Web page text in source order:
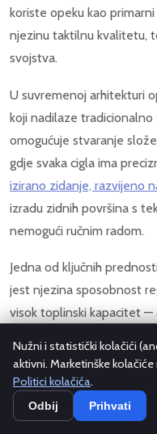
koriste opeku kao
njezinu taktilnu kvalitetu,
svojstva.
U suvremenoj arhitekturi
koji nadilaze
omogućuje stvaranje
gdje svaka cigla ima
izirano zidanje, razvijeno
izradu zidnih površina s
nemogući ručnim radom.
Jedna od ključnih
jest njezina sposobnost
visok toplinski kapacitet
oscilacije unutar
vrijedna u kontekstu
toplinskih valova. Zidovi
paru, ali ne i tekuću vodu
Nužni i statistički kolačići
aktivni. Marketinške
Politici kolačića.
Odbij Prihvati